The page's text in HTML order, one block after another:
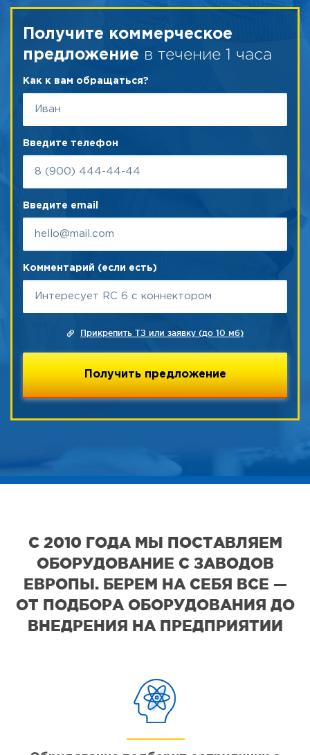
Получите коммерческое
предложение в течение 1 часа
Как к вам обращаться?
Введите телефон
Введите email
Комментарий (если есть)
Прикрепить ТЗ или заявку (до 10 мб)
С 2010 ГОДА МЫ ПОСТАВЛЯЕМ
ОБОРУДОВАНИЕ С ЗАВОДОВ
ЕВРОПЫ. БЕРЕМ НА СЕБЯ ВСЕ —
ОТ ПОДБОРА ОБОРУДОВАНИЯ ДО
ВНЕДРЕНИЯ НА ПРЕДПРИЯТИИ